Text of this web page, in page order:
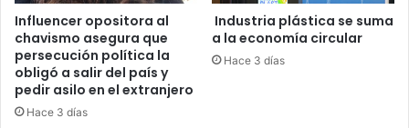
Influencer opositora al
chavismo asegura que
persecución política la
obligó a salir del país y
pedir asilo en el extranjero
Hace 3 días
Industria plástica se suma
a la economía circular
Hace 3 días